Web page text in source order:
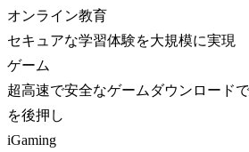
オンライン教育
セキュアな学習体験を大規模に実現
ゲーム
超高速で安全なゲームダウンロード
を後押し
iGaming